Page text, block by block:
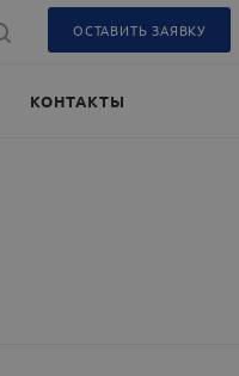
ОСТАВИТЬ ЗАЯВКУ
КОНТАКТЫ